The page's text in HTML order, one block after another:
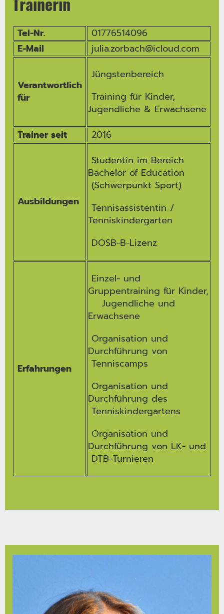
Tel-Nr.
01776514096
E-Mail
julia.zorbach@icloud.com
Verantwortlich
für
Jüngstenbereich
Training für Kinder,
Jugendliche & Erwachsene
Trainer seit
2016
Ausbildungen
Studentin im Bereich
Bachelor of Education
(Schwerpunkt Sport)
Tennisassistentin /
Tenniskindergarten
DOSB-B-Lizenz
Erfahrungen
Einzel- und
Gruppentraining für Kinder,
Jugendliche und
Erwachsene
Organisation und
Durchführung von
Tenniscamps
Organisation und
Durchführung des
Tenniskindergartens
Organisation und
Durchführung von LK- und
DTB-Turnieren